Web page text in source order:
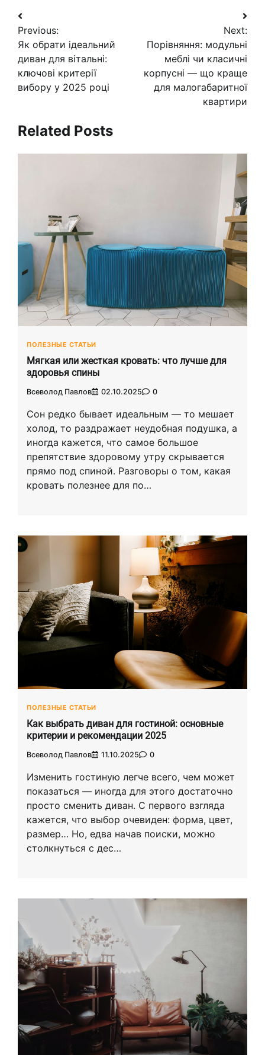
Навигация
по
записям
Previous:
Як обрати ідеальний
диван для вітальні:
ключові критерії
вибору у 2025 році
Next:
Порівняння: модульні
меблі чи класичні
корпусні — що краще
для малогабаритної
квартири
Related Posts
ПОЛЕЗНЫЕ СТАТЬИ
Мягкая или жесткая кровать: что лучше для
здоровья спины
Всеволод Павлов 02.10.2025 0
Сон редко бывает идеальным — то мешает
холод, то раздражает неудобная подушка, а
иногда кажется, что самое большое
препятствие здоровому утру скрывается
прямо под спиной. Разговоры о том, какая
кровать полезнее для по…
ПОЛЕЗНЫЕ СТАТЬИ
Как выбрать диван для гостиной: основные
критерии и рекомендации 2025
Всеволод Павлов 11.10.2025 0
Изменить гостиную легче всего, чем может
показаться — иногда для этого достаточно
просто сменить диван. С первого взгляда
кажется, что выбор очевиден: форма, цвет,
размер… Но, едва начав поиски, можно
столкнуться с дес…